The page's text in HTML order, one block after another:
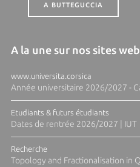
A BUTTEGUCCIA
A la une sur nos sites web
www.universita.corsica
Année universitaire 2026/2027 -
Etudiants & futurs étudiants
Dates de rentrée 2026/2027 | IUT
Recherche
Topology and Fractionalisation in